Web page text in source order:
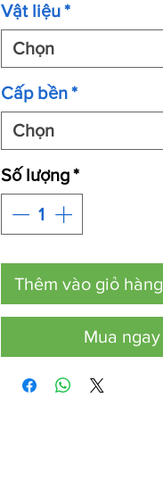
Vật liệu*
Chọn
Cấp bền*
Chọn
Số lượng*
Thêm vào giỏ hàng
Mua ngay